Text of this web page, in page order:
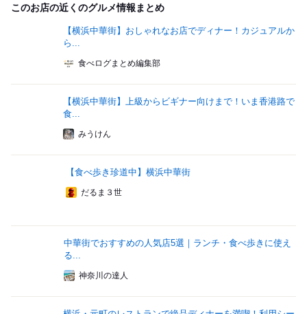
このお店の近くのグルメ情報まとめ
【横浜中華街】おしゃれなお店でディナー！カジュアルか
ら...
食べログまとめ編集部
【横浜中華街】上級からビギナー向けまで！いま香港路で
食...
みうけん
【食べ歩き珍道中】横浜中華街
だるま３世
中華街でおすすめの人気店5選｜ランチ・食べ歩きに使え
る...
神奈川の達人